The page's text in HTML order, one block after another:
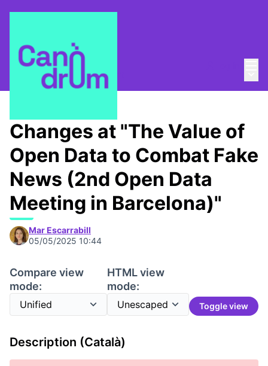
/ Canòdrom Obert
Changes at "The Value of
Open Data to Combat Fake
News (2nd Open Data
Meeting in Barcelona)"
Mar Escarrabill
05/05/2025 10:44
Compare view
mode:
HTML view
mode:
Toggle view
Description (Català)